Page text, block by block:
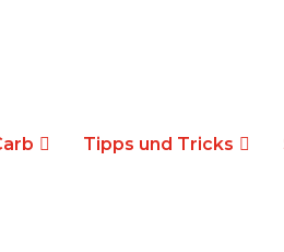
Tipps und Tricks